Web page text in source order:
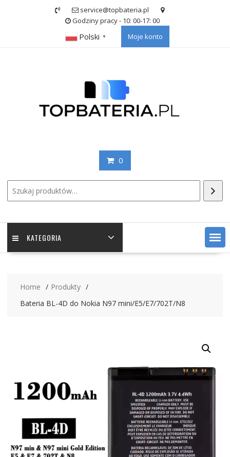
service@topbateria.pl
Godziny pracy - 10: 00-17: 00
Polski ▼ Moje konto
0
KATEGORIA
Home
Produkty
Bateria BL-4D do Nokia N97 mini/E5/E7/702T/N8